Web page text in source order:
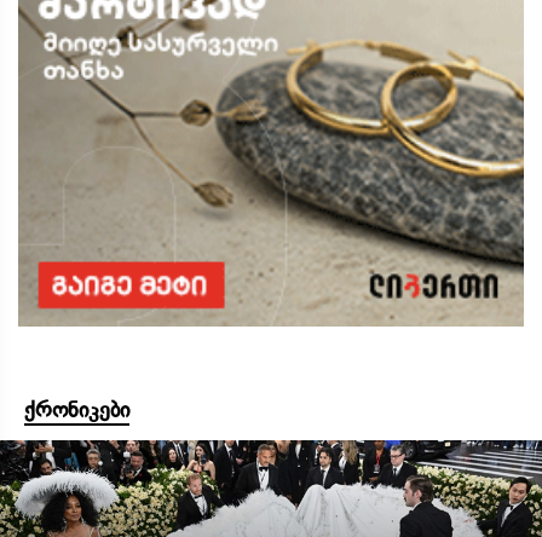
ქრონიკები